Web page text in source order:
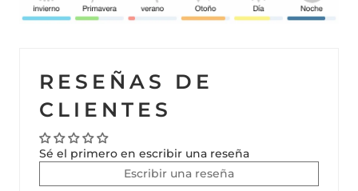
RESEÑAS DE
CLIENTES
Sé el primero en escribir una reseña
Escribir una reseña